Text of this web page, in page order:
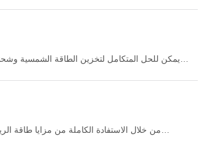
يمكن للحل المتكامل لتخزين الطاقة الشمسية
من خلال الاستفادة الكاملة من مزايا طاقة